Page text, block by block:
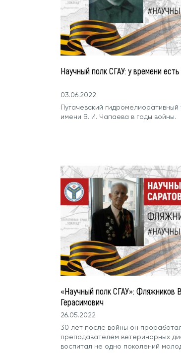
Научный полк СГАУ: у времени
03.06.2022
Пугачевский гидромелиоративный
имени В. И. Чапаева в годы войны.
«Научный полк СГАУ»: Фляжников
Герасимович
26.05.2022
30 лет после войны он
преподавателем ветеринарных
воспитал не одно поколений